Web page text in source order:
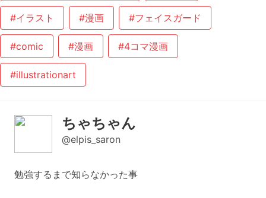
#イラスト #漫画 #フェイスガード
#comic #漫画 #4コマ漫画
#illustrationart
ちゃちゃん
@elpis_saron
勉強するまで知らなかった事